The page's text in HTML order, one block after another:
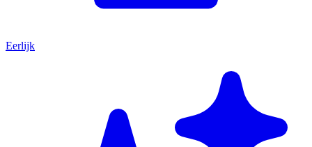
Eerlijk